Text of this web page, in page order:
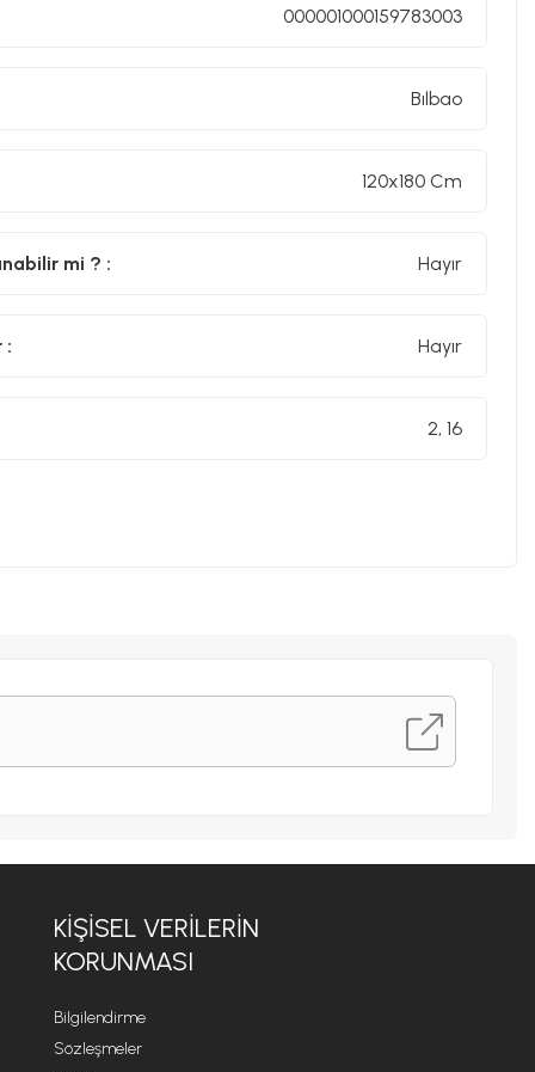
000001000159783003
Bılbao
120x180 Cm
mi ? : Hayır
: Hayır
2, 16
KİŞİSEL VERİLERİN
KORUNMASI
Bilgilendirme
Sözleşmeler